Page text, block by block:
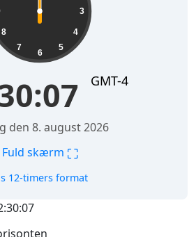
3
4
5
6
7
8
GMT-4
den 8. august 2026
Fuld skærm ⛶
12-timers format